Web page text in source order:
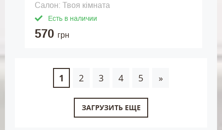
Салон: Твоя кімната
Есть в наличии
570 грн
1 2 3 4 5 »
ЗАГРУЗИТЬ ЕЩЕ